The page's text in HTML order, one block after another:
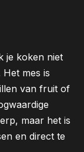
je koken niet
mes is
van fruit of
maar het is
en direct te